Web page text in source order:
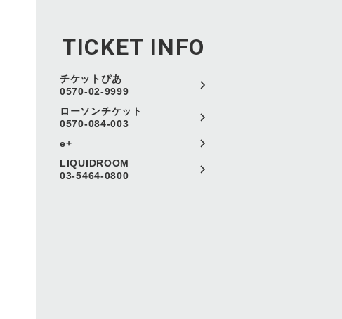
TICKET INFO
チケットぴあ
0570-02-9999
ローソンチケット
0570-084-003
e+
LIQUIDROOM
03-5464-0800